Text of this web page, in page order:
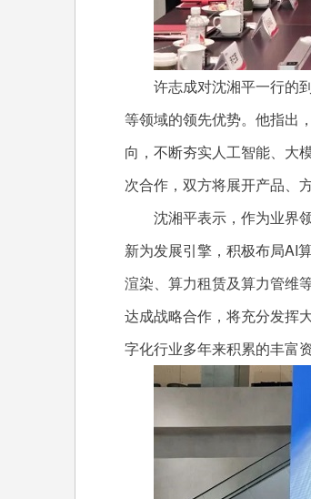
许志成对沈湘平一行的到
等领域的领先优势。他指出
向，不断夯实人工智能、大
次合作，双方将展开产品、
沈湘平表示，作为业界领
新为发展引擎，积极布局AI
渲染、算力租赁及算力管维
达成战略合作，将充分发挥
字化行业多年来积累的丰富